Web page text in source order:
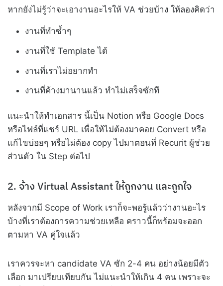
หากยังไม่รู้ว่าจะเอางานอะไรให้ VA ช่วยบ้าง ให้ลองคิดว่า
งานที่ทำซ้ำๆ
งานที่ใช้ Template ได้
งานที่เราไม่อยากทำ
งานที่ค้างมานานแล้ว ทำไม่เสร็จซักที
แนะนำให้ทำเอกสาร นี้เป็น Notion หรือ Google Docs
หรือไฟล์ที่แชร์ URL เพื่อให้ไม่ต้องมาคอย Convert หรือ
แก้ไขบ่อยๆ หรือไม่ต้อง copy ไปมาตอนที่ Recurit ผู้ช่วย
ส่วนตัว ใน Step ต่อไป
2. จ้าง Virtual Assistant ให้ถูกงาน และถูกใจ
หลังจากมี Scope of Work เราก็จะพอรู้แล้วว่างานอะไร
บ้างที่เราต้องการความช่วยเหลือ คราวนี้ก็พร้อมจะออก
ตามหา VA คู่ใจแล้ว
เราควรจะหา candidate VA ซัก 2-4 คน อย่างน้อยมีตัว
เลือก มาเปรียบเทียบกัน ไม่แนะนำให้เกิน 4 คน เพราะจะ